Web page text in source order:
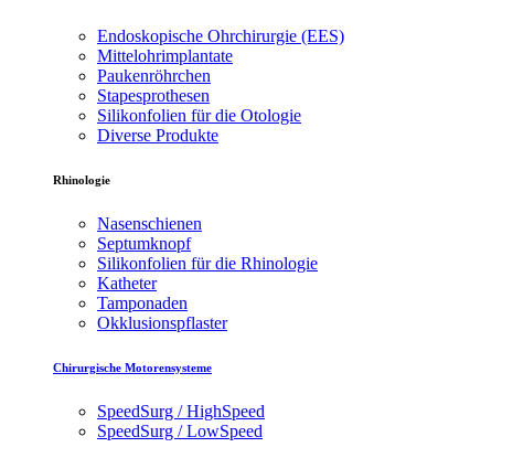
Endoskopische Ohrchirurgie (EES)
Mittelohrimplantate
Paukenröhrchen
Stapesprothesen
Silikonfolien für die Otologie
Diverse Produkte
Rhinologie
Nasenschienen
Septumknopf
Silikonfolien für die Rhinologie
Katheter
Tamponaden
Okklusionspflaster
Chirurgische Motorensysteme
SpeedSurg / HighSpeed
SpeedSurg / LowSpeed